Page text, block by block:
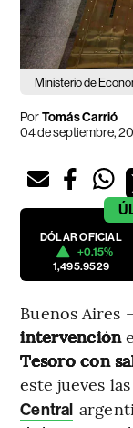
Ministerio de
PorTomás Carrió
04 de septiembre,
DÓLAR OFICIAL
+0.15%
1,495.9529
Buenos Aires
intervención
Tesoro con
este jueves
Central